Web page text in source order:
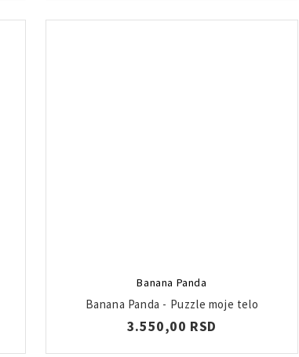
Banana Panda
Banana Panda - Puzzle moje telo
3.550,00 RSD